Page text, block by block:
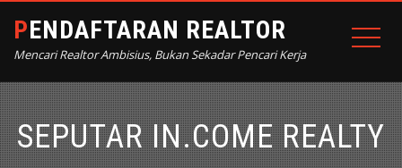
PENDAFTARAN REALTOR
Mencari Realtor Ambisius, Bukan Sekadar Pencari Kerja
SEPUTAR IN.COME REALTY